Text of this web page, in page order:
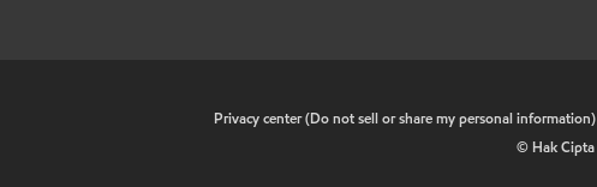
Privacy center (Do not sell or share my personal information)
© Hak Cipta